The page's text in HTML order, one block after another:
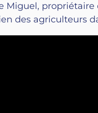
des agriculteurs